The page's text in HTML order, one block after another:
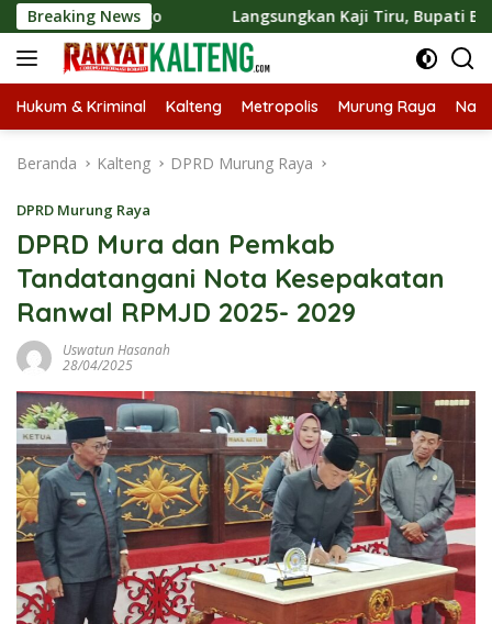
Langsung
ke
konten
Breaking News
Progo Langsungkan Kaji Tiru, Bupati Bantul
Hukum & Kriminal Kalteng Metropolis Murung Raya
Beranda Kalteng DPRD Murung Raya
DPRD Murung Raya
DPRD Mura dan Pemkab
Tandatangani Nota Kesepakatan
Ranwal RPMJD 2025- 2029
Uswatun Hasanah
28/04/2025